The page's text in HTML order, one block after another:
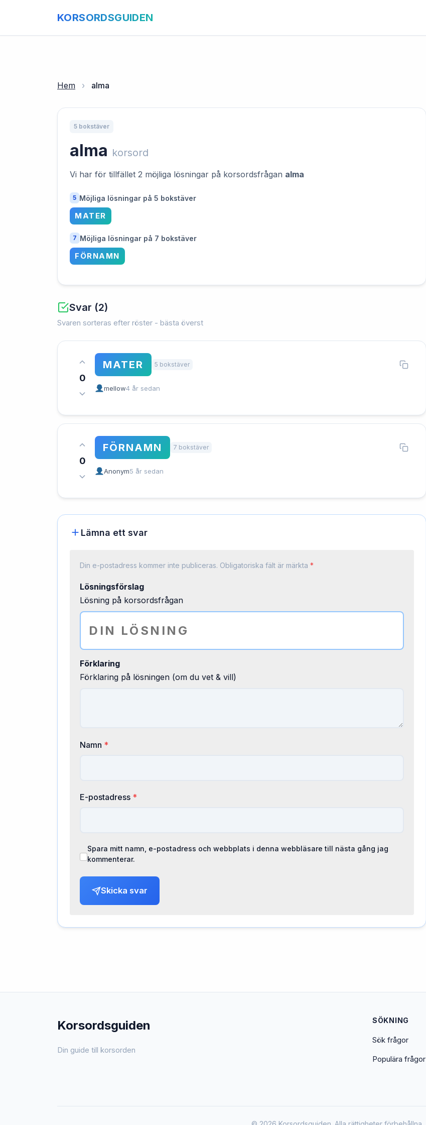
KORSORDSGUIDEN
Hem › alma
5 bokstäver
alma korsord
Vi har för tillfället 2 möjliga lösningar på korsordsfrågan alma
5 Möjliga lösningar på 5 bokstäver
MATER
7 Möjliga lösningar på 7 bokstäver
FÖRNAMN
Svar (2)
Svaren sorteras efter röster - bästa överst
0
MATER 5 bokstäver
mellow4 år sedan
0
FÖRNAMN 7 bokstäver
Anonym5 år sedan
Lämna ett svar
Din e-postadress kommer inte publiceras. Obligatoriska fält är märkta *
Lösningsförslag
Lösning på korsordsfrågan
Förklaring
Förklaring på lösningen (om du vet & vill)
Namn *
E-postadress *
Spara mitt namn, e-postadress och webbplats i denna webbläsare till nästa gång jag
kommenterar.
Skicka svar
Korsordsguiden
Din guide till korsorden
SÖKNING
Sök frågor
Populära frågor